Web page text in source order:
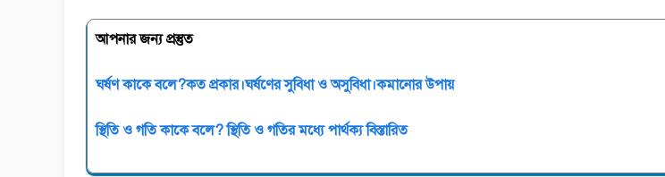
আপনার জন্য প্রস্তুত
ঘর্ষণ কাকে বলে?কত প্রকার।ঘর্ষণের সুবিধা ও অসুবিধা।কমানোর উপায়
স্থিতি ও গতি কাকে বলে? স্থিতি ও গতির মধ্যে পার্থক্য বিস্তারিত